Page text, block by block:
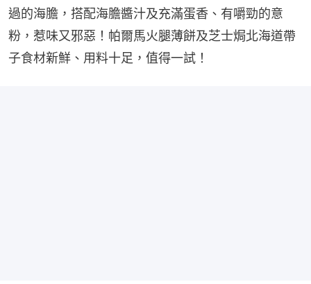
過的海膽，搭配海膽醬汁及充滿蛋香、有嚼勁的意
粉，惹味又邪惡！帕爾馬火腿薄餅及芝士焗北海道帶
子食材新鮮、用料十足，值得一試！